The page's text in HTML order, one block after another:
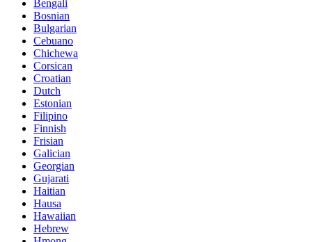
Bengali
Bosnian
Bulgarian
Cebuano
Chichewa
Corsican
Croatian
Dutch
Estonian
Filipino
Finnish
Frisian
Galician
Georgian
Gujarati
Haitian
Hausa
Hawaiian
Hebrew